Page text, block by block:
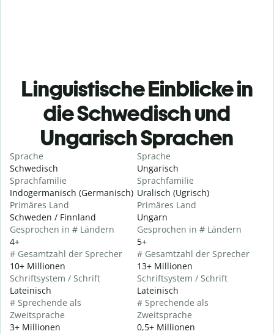
Linguistische Einblicke in
die Schwedisch und
Ungarisch Sprachen
Sprache
Schwedisch
Sprachfamilie
Indogermanisch (Germanisch)
Primäres Land
Schweden / Finnland
Gesprochen in # Ländern
4+
# Gesamtzahl der Sprecher
10+ Millionen
Schriftsystem / Schrift
Lateinisch
# Sprechende als
Zweitsprache
3+ Millionen
Sprache
Ungarisch
Sprachfamilie
Uralisch (Ugrisch)
Primäres Land
Ungarn
Gesprochen in # Ländern
5+
# Gesamtzahl der Sprecher
13+ Millionen
Schriftsystem / Schrift
Lateinisch
# Sprechende als
Zweitsprache
0,5+ Millionen